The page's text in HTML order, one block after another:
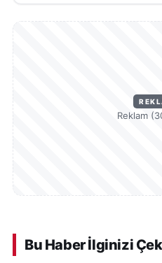
Reklam
Bu Haber İlginizi